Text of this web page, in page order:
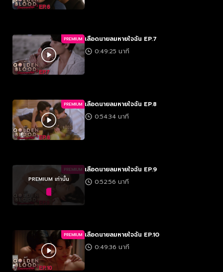
PREMIUM เลือดนายลมหายใจฉัน EP.7
0:49:25 นาที
PREMIUM เลือดนายลมหายใจฉัน EP.8
0:54:34 นาที
PREMIUM
PREMIUM เท่านั้น
เลือดนายลมหายใจฉัน EP.9
0:52:56 นาที
PREMIUM เลือดนายลมหายใจฉัน EP.10
0:49:36 นาที